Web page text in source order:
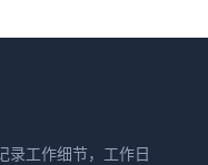
录工作细节，工作日